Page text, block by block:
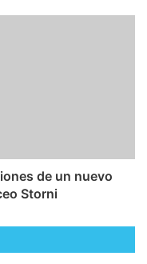
de un nuevo
Storni